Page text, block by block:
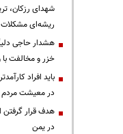
شهدای رزکان،
ریشه‌ای
هشدار حاجی
خزر و مخالفت با
باید افراد
در معیشت مردم
هدف قرار گرفتن
در یمن